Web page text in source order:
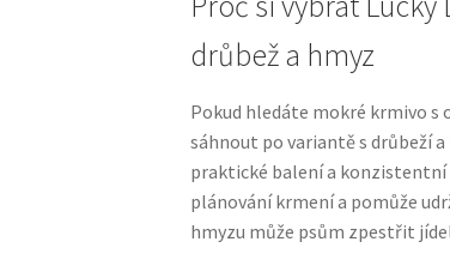
drůbež a hmyz
Pokud hledáte mokré krmivo s
sáhnout po variantě s drůbeží
praktické balení a konzistentní
plánování krmení a pomůže
hmyzu může psům zpestřit